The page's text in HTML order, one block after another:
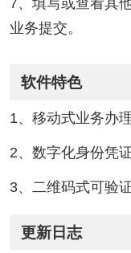
业务提交。
软件特色
1、移动式业务办
2、数字化身份凭
3、二维码式可验
更新日志